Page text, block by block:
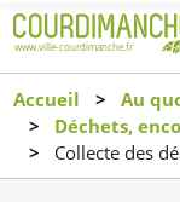
Accueil Au
Déchets,
Collecte des